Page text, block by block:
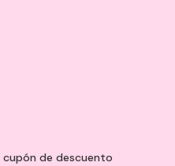
de descuento